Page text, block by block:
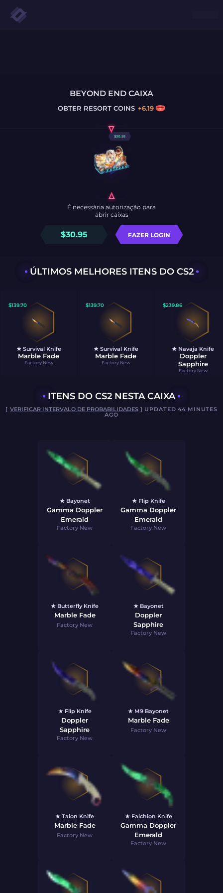
BEYOND END CAIXA
OBTER RESORT COINS +6.19
$30.95
$30.95 FAZER LOGIN
É necessária autorização para
abrir caixas
ÚLTIMOS MELHORES ITENS DO CS2
$139.70
★ Survival Knife
Marble Fade
Factory New
$139.70
★ Survival Knife
Marble Fade
Factory New
$239.86
★ Navaja Knife
Doppler
Sapphire
Factory New
ITENS DO CS2 NESTA CAIXA
[ VERIFICAR INTERVALO DE PROBABILIDADES] UPDATED 44 MINUTES
AGO
★ Bayonet
Gamma Doppler
Emerald
Factory New
★ Flip Knife
Gamma Doppler
Emerald
Factory New
★ Butterfly Knife
Marble Fade
Factory New
★ Bayonet
Doppler
Sapphire
Factory New
★ Flip Knife
Doppler
Sapphire
Factory New
★ M9 Bayonet
Marble Fade
Factory New
★ Talon Knife
Marble Fade
Factory New
★ Falchion Knife
Gamma Doppler
Emerald
Factory New